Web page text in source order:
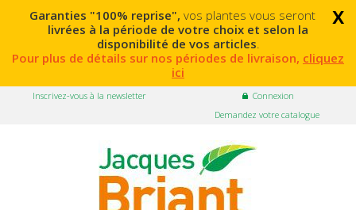
x
Garanties "100% reprise", vos plantes vous seront
livrées à la période de votre choix et selon la
disponibilité de vos articles.
Pour plus de détails sur nos périodes de livraison, cliquez
ici
Connexion
Inscrivez-vous à la newsletter
Demandez votre catalogue